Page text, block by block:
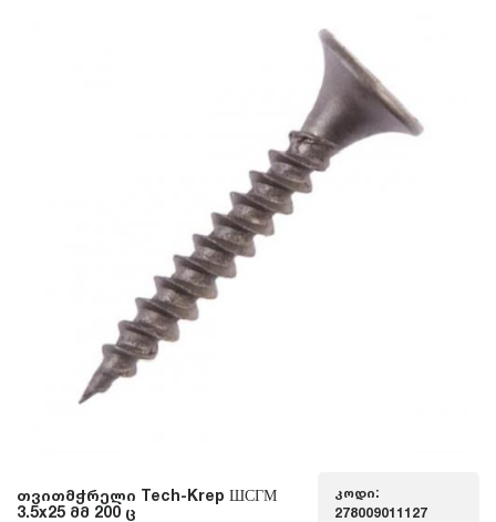
თვითმჭრელი Tech-Krep ШСГМ
3.5x25 მმ 200 ც
კოდი:
278009011127